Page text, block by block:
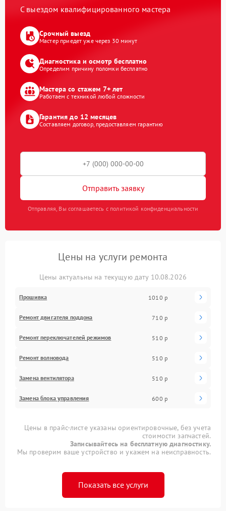
С выездом квалифицированного мастера
Срочный выезд
Мастер приедет уже через 30 минут
Диагностика и осмотр бесплатно
Определим причину поломки бесплатно
Мастера со стажем 7+ лет
Работаем с техникой любой сложности
Гарантия до 12 месяцев
Составляем договор, предоставляем гарантию
Отправить заявку
Отправляя, Вы соглашаетесь с политикой конфиденциальности
Цены на услуги ремонта
Цены актуальны на текущую дату 10.08.2026
Прошивка 1010 р
Ремонт двигателя поддона 710 р
Ремонт переключателей режимов 510 р
Ремонт волновода 510 р
Замена вентилятора 510 р
Замена блока управления 600 р
Цены в прайс-листе указаны ориентировочные, без учета
стоимости запчастей.
Записывайтесь на бесплатную диагностику.
Мы проверим ваше устройство и укажем на неисправность.
Показать все услуги